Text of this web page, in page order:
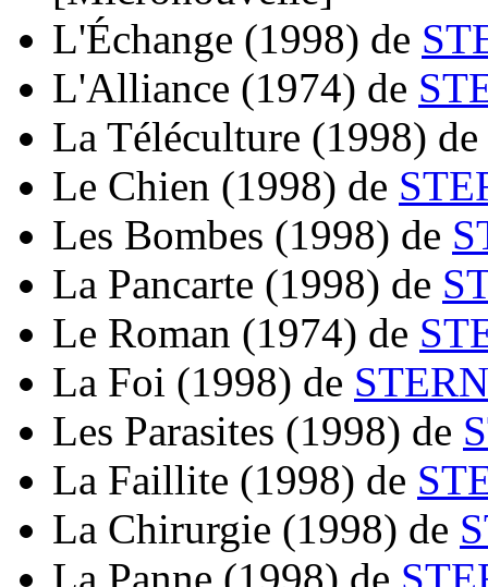
L'Échange (1998) de
L'Alliance (1974) de
La Téléculture (1998) de
Le Chien (1998) de
Les Bombes (1998) de
La Pancarte (1998) de
Le Roman (1974) de
La Foi (1998) de
Les Parasites (1998) de
La Faillite (1998) de
La Chirurgie (1998) de
La Panne (1998) de